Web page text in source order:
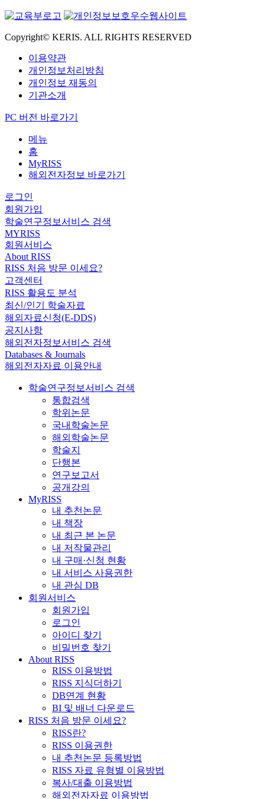
Copyright© KERIS. ALL RIGHTS RESERVED
이용약관
개인정보처리방침
개인정보 재동의
기관소개
PC 버전 바로가기
메뉴
홈
MyRISS
해외전자정보 바로가기
로그인
회원가입
학술연구정보서비스 검색
MYRISS
회원서비스
About RISS
RISS 처음 방문 이세요?
고객센터
RISS 활용도 분석
최신/인기 학술자료
해외자료신청(E-DDS)
공지사항
해외전자정보서비스 검색
Databases & Journals
해외전자자료 이용안내
학술연구정보서비스 검색
통합검색
학위논문
국내학술논문
해외학술논문
학술지
단행본
연구보고서
공개강의
MyRISS
내 추천논문
내 책장
내 최근 본 논문
내 저작물관리
내 구매·신청 현황
내 서비스 사용권한
내 관심 DB
회원서비스
회원가입
로그인
아이디 찾기
비밀번호 찾기
About RISS
RISS 이용방법
RISS 지식더하기
DB연계 현황
BI 및 배너 다운로드
RISS 처음 방문 이세요?
RISS란?
RISS 이용권한
내 추천논문 등록방법
RISS 자료 유형별 이용방법
복사/대출 이용방법
해외전자자료 이용방법